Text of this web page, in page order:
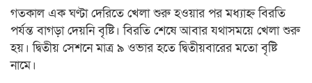
গতকাল এক ঘণ্টা দেরিতে খেলা শুরু হওয়ার পর মধ্যাহ্ন বিরতি
পর্যন্ত বাগড়া দেয়নি বৃষ্টি। বিরতি শেষে আবার যথাসময়ে খেলা শুরু
হয়। দ্বিতীয় সেশনে মাত্র ৯ ওভার হতে দ্বিতীয়বারের মতো বৃষ্টি
নামে।